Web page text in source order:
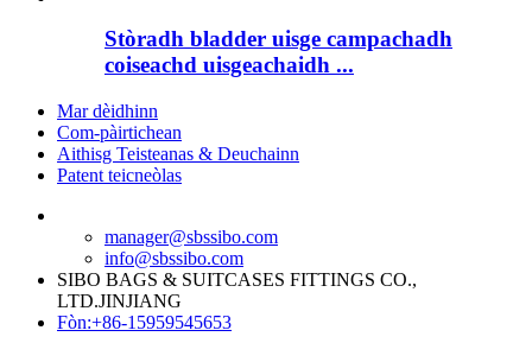
Stòradh bladder uisge campachadh
coiseachd uisgeachaidh ...
Mar dèidhinn
Com-pàirtichean
Aithisg Teisteanas & Deuchainn
Patent teicneòlas
manager@sbssibo.com
info@sbssibo.com
SIBO BAGS & SUITCASES FITTINGS CO.,
LTD.JINJIANG
Fòn:+86-15959545653